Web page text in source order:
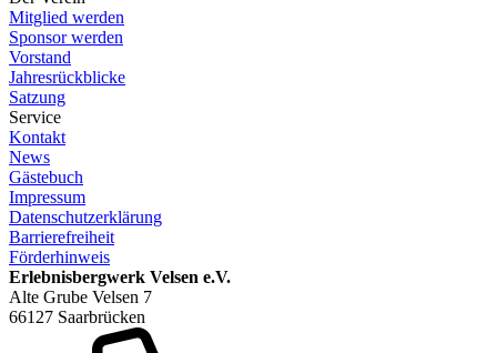
Mitglied werden
Sponsor werden
Vorstand
Jahresrückblicke
Satzung
Service
Kontakt
News
Gästebuch
Impressum
Datenschutzerklärung
Barrierefreiheit
Förderhinweis
Erlebnisbergwerk Velsen e.V.
Alte Grube Velsen 7
66127 Saarbrücken